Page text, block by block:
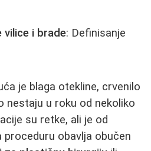
vilice i brade: Definisanje
je blaga otekline, crvenilo
nestaju u roku od nekoliko
su retke, ali je od
obavlja obučen